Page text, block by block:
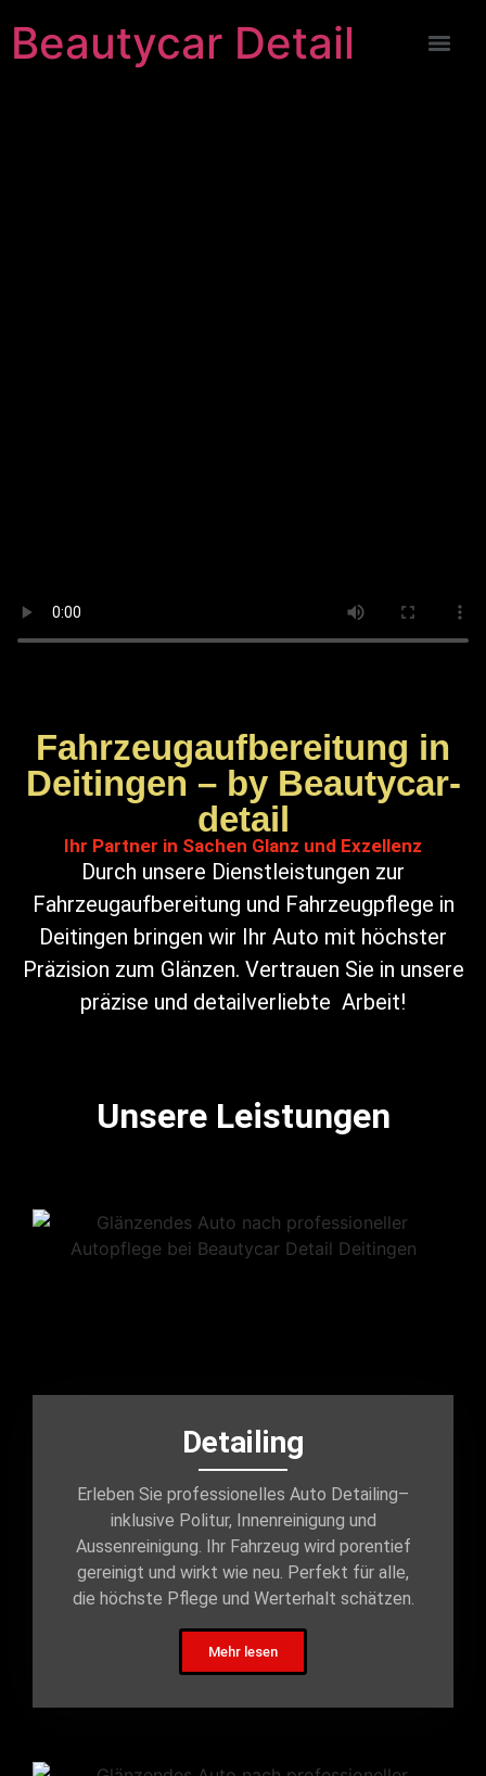
Beautycar Detail
Fahrzeugaufbereitung in
Deitingen – by Beautycar-
detail
Ihr Partner in Sachen Glanz und Exzellenz
Durch unsere Dienstleistungen zur
Fahrzeugaufbereitung und Fahrzeugpflege in
Deitingen bringen wir Ihr Auto mit höchster
Präzision zum Glänzen. Vertrauen Sie in unsere
präzise und detailverliebte Arbeit!
Unsere Leistungen
Detailing
Erleben Sie professionelles Auto Detailing–
inklusive Politur, Innenreinigung und
Aussenreinigung. Ihr Fahrzeug wird porentief
gereinigt und wirkt wie neu. Perfekt für alle,
die höchste Pflege und Werterhalt schätzen.
Mehr lesen